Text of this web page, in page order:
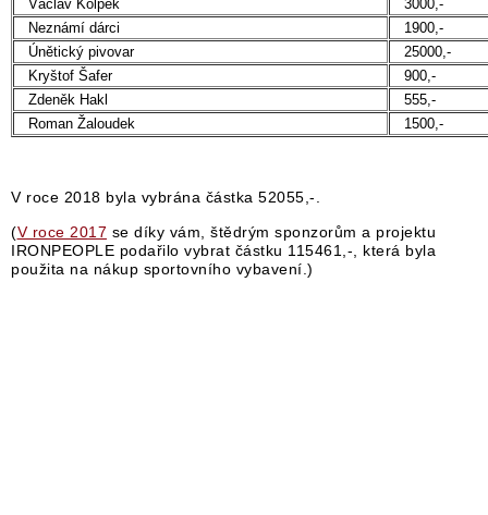
Václav Kolpek
3000,-
Neznámí dárci
1900,-
Únětický pivovar
25000,-
Kryštof Šafer
900,-
Zdeněk Hakl
555,-
Roman Žaloudek
1500,-
V roce 2018 byla vybrána částka 52055,-.
(V roce 2017 se díky vám, štědrým sponzorům a projektu
IRONPEOPLE podařilo vybrat částku 115461,-, která byla
použita na nákup sportovního vybavení.)